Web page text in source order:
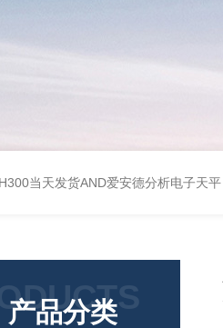
当天发货AND爱安德分析电子天平
产品分类